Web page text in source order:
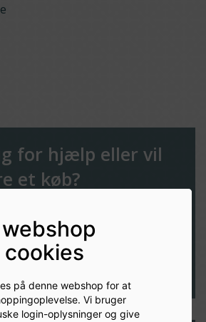
på denne webshop for at
Vi bruger
login-oplysninger og give
for hjælp eller vil
et køb?